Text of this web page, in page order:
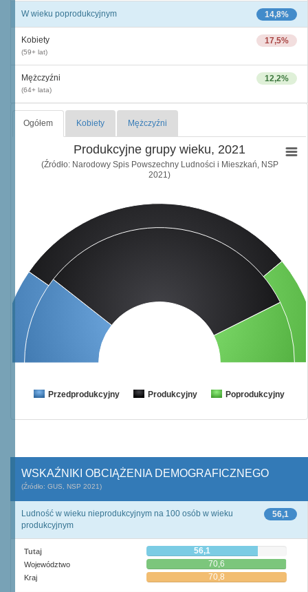
14,8%
W wieku poprodukcyjnym
17,5%
Kobiety
(59+ lat)
12,2%
Mężczyźni
(64+ lata)
Ogółem Kobiety Mężczyźni
Produkcyjne grupy wieku, 2021
(Źródło: Narodowy Spis Powszechny Ludności i Mieszkań, NSP
2021)
Przedprodukcyjny Produkcyjny Poprodukcyjny
WSKAŹNIKI OBCIĄŻENIA DEMOGRAFICZNEGO
(Źródło: GUS, NSP 2021)
56,1
Ludność w wieku nieprodukcyjnym na 100 osób w wieku
produkcyjnym
Tutaj 56,1
Województwo 70,6
Kraj 70,8